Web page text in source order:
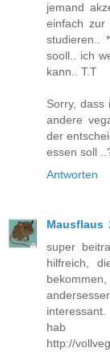
jemand
einfach
studieren..
sooll.. ich
kann.. T.T
Sorry, dass
andere
der
essen soll
Antworten
Mausflaus
super
hilfreich,
interessant.
hab
http://